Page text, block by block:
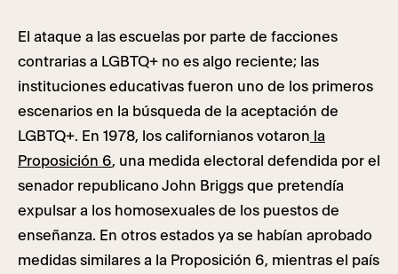
El ataque a las escuelas por parte de facciones
contrarias a LGBTQ+ no es algo reciente; las
instituciones educativas fueron uno de los primeros
escenarios en la búsqueda de la aceptación de
LGBTQ+. En 1978, los californianos votaron la
Proposición 6, una medida electoral defendida por el
senador republicano John Briggs que pretendía
expulsar a los homosexuales de los puestos de
enseñanza. En otros estados ya se habían aprobado
medidas similares a la Proposición 6, mientras el país